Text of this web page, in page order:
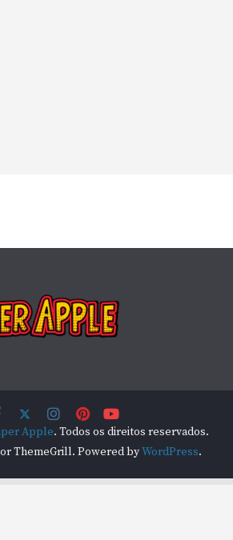
Apple. Todos os direitos reservados.
ThemeGrill. Powered byWordPress.